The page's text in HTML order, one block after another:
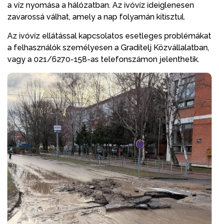
a víz nyomása a hálózatban. Az ivóvíz ideiglenesen
zavarossá válhat, amely a nap folyamán kitisztul.
Az ivóvíz ellátással kapcsolatos esetleges problémákat
a felhasználók személyesen a Graditelj Közvállalatban,
vagy a 021/6270-158-as telefonszámon jelenthetik.